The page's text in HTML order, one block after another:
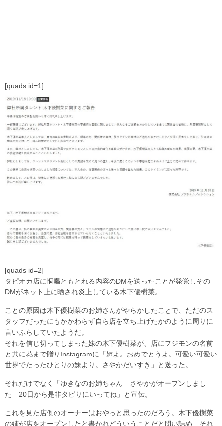
[quads id=1]
[quads id=2]
タピオカ店に恫喝ともとれる内容のDMを送ったことが発覚しその
DMがネット上に晒され炎上している木下優樹菜。
ことの原因は木下優樹菜のお姉さんがやらかしたことで、ただのス
タッフだったにもかかわらず自ら店を立ち上げたかのように周りに
言いふらしていたようだ。
それを信じ切ってしまった妹の木下優樹菜が、店にフジモンの名前
と共に花まで贈りInstagramに「姉よ。おめでとうよ。可愛い可愛い
世界でたったひとりの妹より。さやかだいすき」と送った。
それだけでなく「ゆきなのお姉ちゃん さやかがオープンしまし
た 20日から是非タピりにいってね」と宣伝。
これを見た店側のオーナーはおやっと思ったのだろう。木下優樹菜
の姉が店をオープンしたと書かれどういうことだと問い詰め、それ